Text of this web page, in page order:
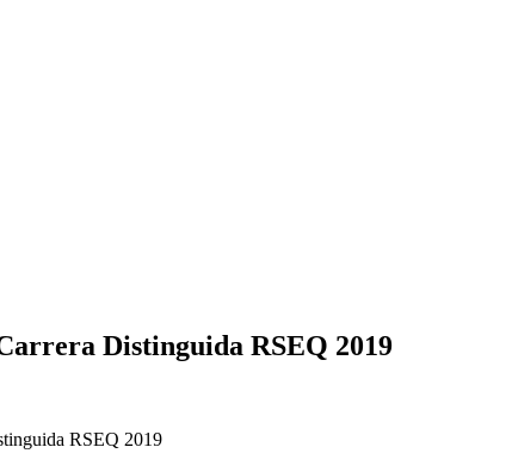
Distinguida RSEQ 2019
RSEQ 2019